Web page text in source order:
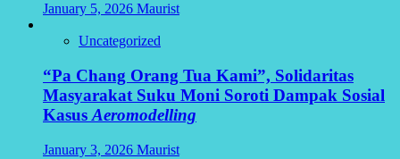
January 5, 2026 Maurist
Uncategorized
“Pa Chang Orang Tua Kami”, Solidaritas
Masyarakat Suku Moni Soroti Dampak Sosial
Kasus Aeromodelling
January 3, 2026 Maurist